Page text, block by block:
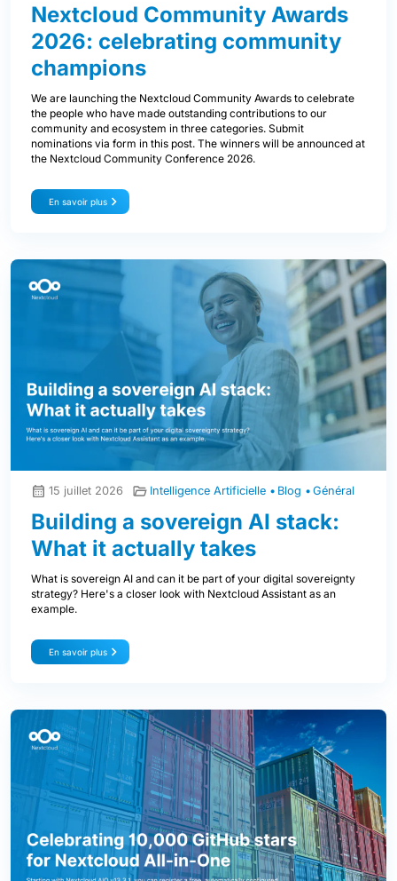
Nextcloud Community Awards
2026: celebrating community
champions
We are launching the Nextcloud Community Awards to celebrate
the people who have made outstanding contributions to our
community and ecosystem in three categories. Submit
nominations via form in this post. The winners will be announced at
the Nextcloud Community Conference 2026.
En savoir plus
15 juillet 2026 Intelligence Artificielle Blog Général
Building a sovereign AI stack:
What it actually takes
What is sovereign AI and can it be part of your digital sovereignty
strategy? Here's a closer look with Nextcloud Assistant as an
example.
En savoir plus